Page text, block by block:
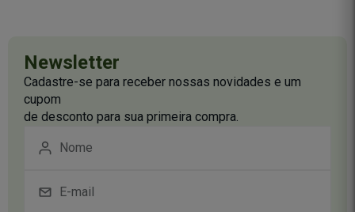
Newsletter
Cadastre-se para receber nossas novidades e um
cupom
de desconto para sua primeira compra.